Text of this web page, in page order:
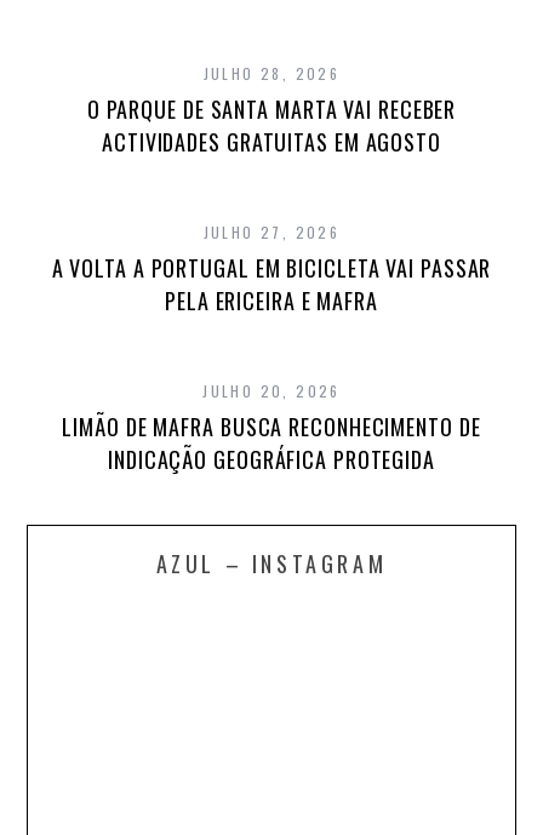
JULHO 28, 2026
O PARQUE DE SANTA MARTA VAI RECEBER
ACTIVIDADES GRATUITAS EM AGOSTO
JULHO 27, 2026
A VOLTA A PORTUGAL EM BICICLETA VAI PASSAR
PELA ERICEIRA E MAFRA
JULHO 20, 2026
LIMÃO DE MAFRA BUSCA RECONHECIMENTO DE
INDICAÇÃO GEOGRÁFICA PROTEGIDA
AZUL – INSTAGRAM